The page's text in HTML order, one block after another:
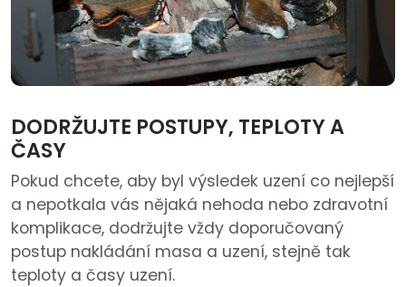
DODRŽUJTE POSTUPY, TEPLOTY A
ČASY
Pokud chcete, aby byl výsledek uzení co nejlepší
a nepotkala vás nějaká nehoda nebo zdravotní
komplikace, dodržujte vždy doporučovaný
postup nakládání masa a uzení, stejně tak
teploty a časy uzení.